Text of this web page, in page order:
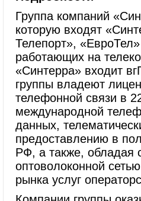
Группа компаний
которую входят
Телепорт»,
работающих на
«Синтерра» входит
группы владеют
телефонной связи в
международной
данных,
предоставлению в
РФ, а также, обладая
оптоволоконной
рынка услуг